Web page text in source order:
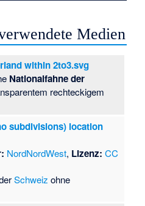
Medien
within 2to3.svg
Nationalfahne der
rechteckigem
subdivisions) location
NordNordWest, Lizenz: CC
Schweiz ohne